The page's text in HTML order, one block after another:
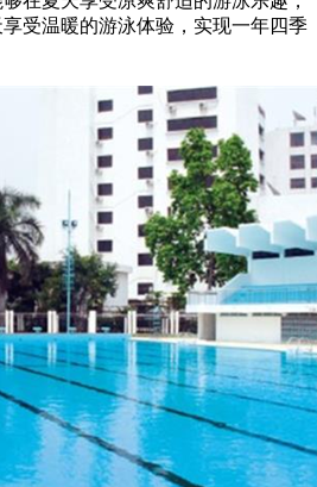
受温暖的游泳体验，实现一年四季